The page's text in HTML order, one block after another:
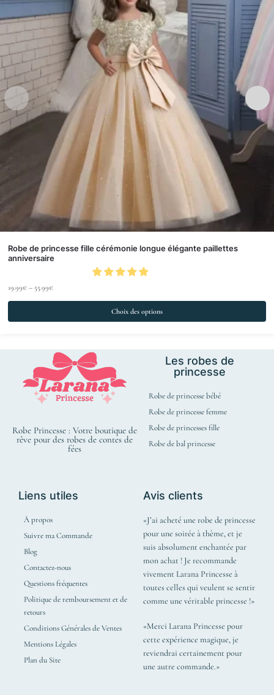
Robe de princesse fille cérémonie longue élégante paillettes
anniversaire
19.99€ –55.99€
Choix des options
Robe Princesse : Votre boutique de
rêve pour des robes de contes de
fées
Les robes de
princesse
Robe de princesse bébé
Robe de princesse femme
Robe de princesses fille
Robe de bal princesse
Liens utiles
À propos
Suivre ma Commande
Blog
Contactez-nous
Questions fréquentes
Politique de remboursement et de
retours
Conditions Générales de Ventes
Mentions Légales
Plan du Site
Avis clients
«J’ai acheté une robe de princesse
pour une soirée à thème, et je
suis absolument enchantée par
mon achat ! Je recommande
vivement Larana Princesse à
toutes celles qui veulent se sentir
comme une véritable princesse !»
«Merci Larana Princesse pour
cette expérience magique, je
reviendrai certainement pour
une autre commande.»